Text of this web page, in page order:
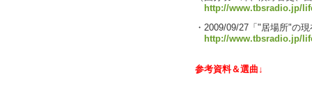
http://www.tbsradio.jp/
・2009/09/27「"居場所"の
http://www.tbsradio.jp/
参考資料＆選曲↓